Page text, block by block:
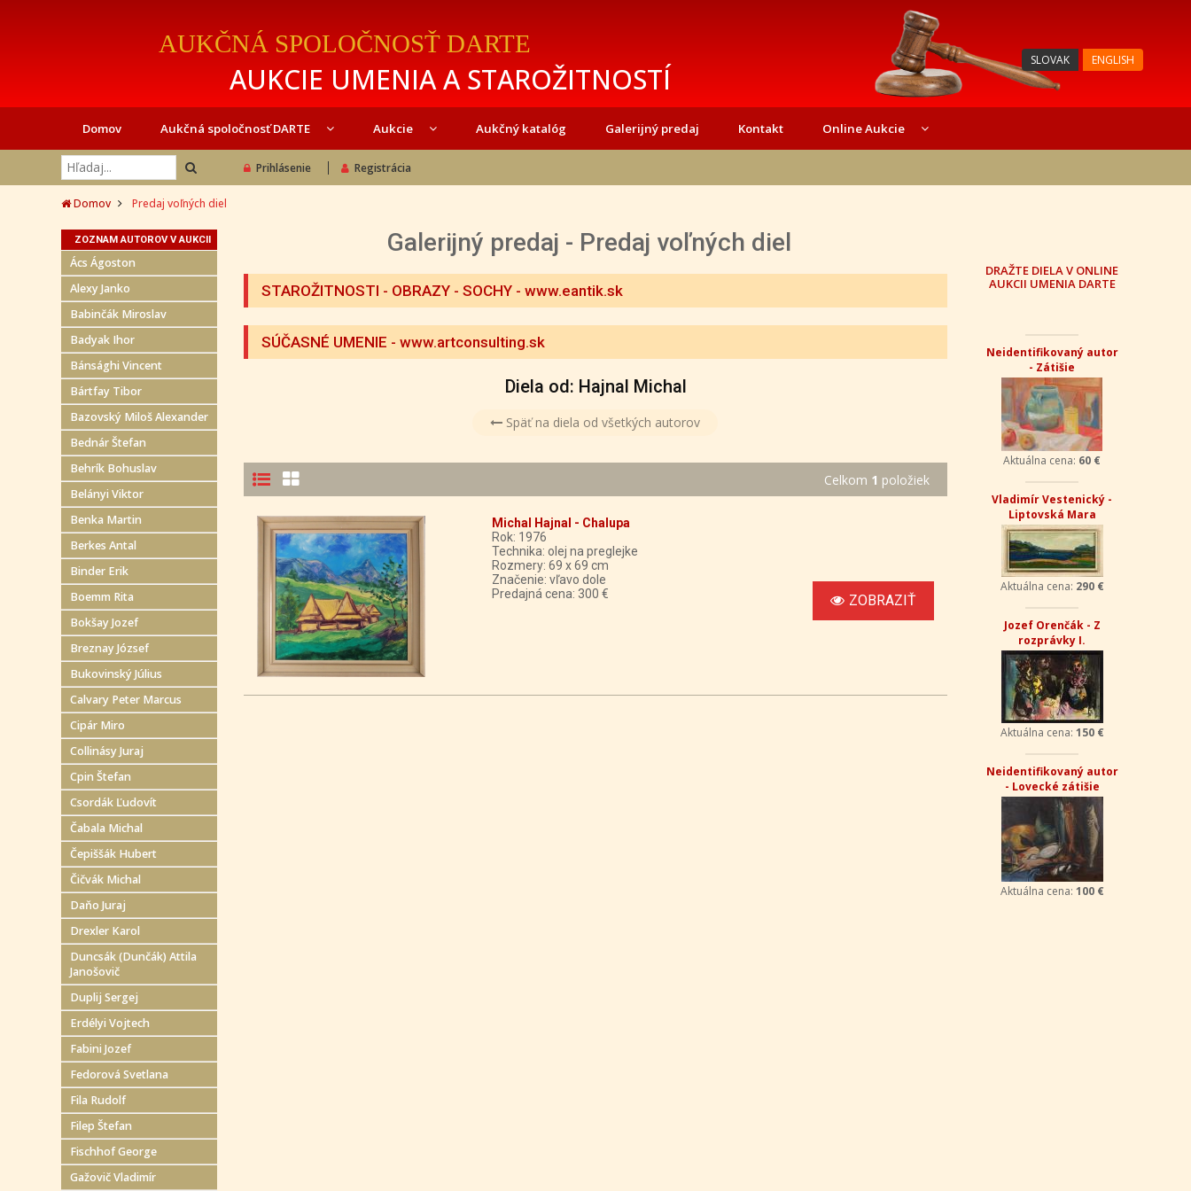
AUKČNÁ SPOLOČNOSŤ DARTE
AUKCIE UMENIA A STAROŽITNOSTÍ
SLOVAK ENGLISH
Domov Aukčná spoločnosť DARTE Aukcie Aukčný katalóg Galerijný predaj Kontakt Online Aukcie
Prihlásenie Registrácia
Domov Predaj voľných diel
ZOZNAM AUTOROV V AUKCII
Ács Ágoston
Alexy Janko
Babinčák Miroslav
Badyak Ihor
Bánsághi Vincent
Bártfay Tibor
Bazovský Miloš Alexander
Bednár Štefan
Behrík Bohuslav
Belányi Viktor
Benka Martin
Berkes Antal
Binder Erik
Boemm Rita
Bokšay Jozef
Breznay József
Bukovinský Július
Calvary Peter Marcus
Cipár Miro
Collinásy Juraj
Cpin Štefan
Csordák Ľudovít
Čabala Michal
Čepiššák Hubert
Čičvák Michal
Daňo Juraj
Drexler Karol
Duncsák (Dunčák) Attila
Janošovič
Duplij Sergej
Erdélyi Vojtech
Fabini Jozef
Fedorová Svetlana
Fila Rudolf
Filep Štefan
Fischhof George
Gažovič Vladimír
Galerijný predaj - Predaj voľných diel
STAROŽITNOSTI - OBRAZY - SOCHY- www.eantik.sk
SÚČASNÉ UMENIE - www.artconsulting.sk
Diela od: Hajnal Michal
Späť na diela od všetkých autorov
Celkom 1 položiek
Michal Hajnal - Chalupa
Rok: 1976
Technika: olej na preglejke
Rozmery: 69 x 69 cm
Značenie: vľavo dole
Predajná cena: 300 €
ZOBRAZIŤ
DRAŽTE DIELA V ONLINE
AUKCII UMENIA DARTE
Neidentifikovaný autor
- Zátišie
Aktuálna cena: 60 €
Vladimír Vestenický -
Liptovská Mara
Aktuálna cena: 290 €
Jozef Orenčák - Z
rozprávky I.
Aktuálna cena: 150 €
Neidentifikovaný autor
- Lovecké zátišie
Aktuálna cena: 100 €